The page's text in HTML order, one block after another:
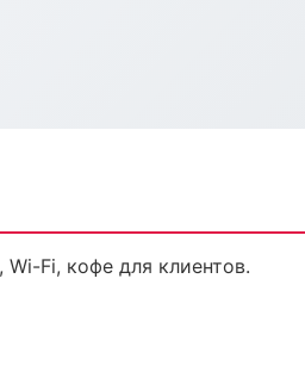
Fi, кофе для клиентов.